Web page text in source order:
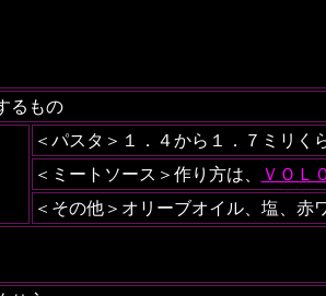
るもの
＜パスタ＞１．４から１．７ミリく
＜ミートソース＞作り方は、
ＶＯＬ
＜その他＞オリーブオイル、塩、赤